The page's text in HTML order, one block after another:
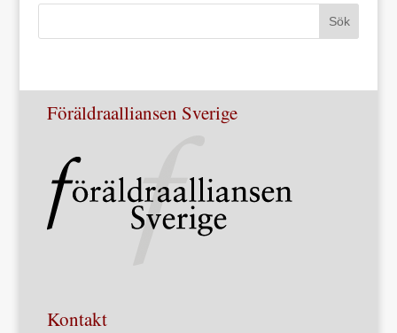
Föräldraalliansen Sverige
Kontakt